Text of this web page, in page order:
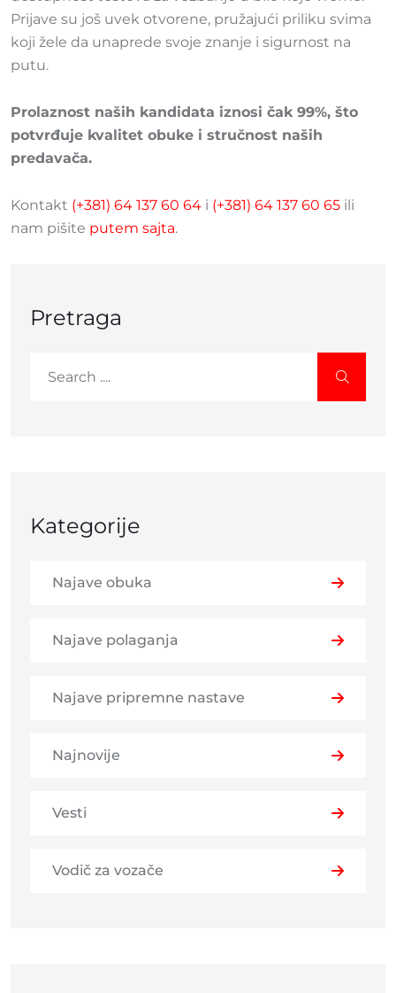
Prijave su još uvek otvorene, pružajući priliku svima
koji žele da unaprede svoje znanje i sigurnost na
putu.
Prolaznost naših kandidata iznosi čak 99%, što
potvrđuje kvalitet obuke i stručnost naših
predavača.
Kontakt (+381) 64 137 60 64 i (+381) 64 137 60 65 ili
nam pišite putem sajta.
Pretraga
Kategorije
Najave obuka
Najave polaganja
Najave pripremne nastave
Najnovije
Vesti
Vodič za vozače